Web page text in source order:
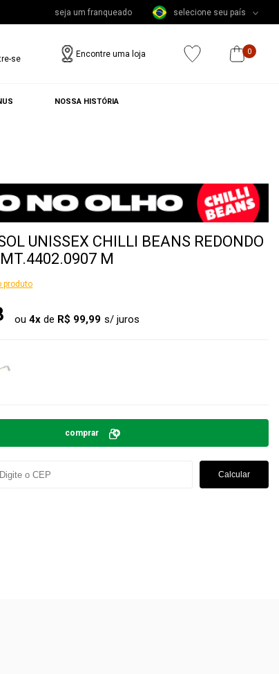
seja um franqueado selecione seu país
se
Encontre uma loja 0
NOSSA HISTÓRIA
UNISSEX CHILLI BEANS REDONDO
M
produto
ou4x de R$ 99,99
comprar
Calcular